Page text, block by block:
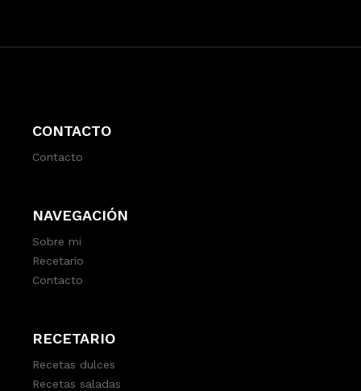
CONTACTO
Contacto
NAVEGACIÓN
Sobre mi
Recetario
Contacto
RECETARIO
Recetas dulces
Recetas saladas